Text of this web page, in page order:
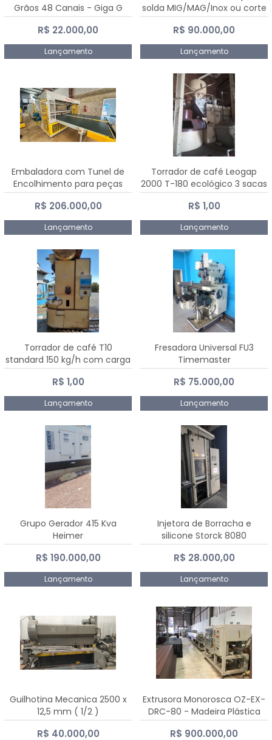
Grãos 48 Canais - Giga G
10000
R$ 22.000,00
Lançamento
solda MIG/MAG/Inox ou corte
plasma
R$ 90.000,00
Lançamento
Embaladora com Tunel de
Encolhimento para peças
grandes portas janelas -
Dalmak
R$ 206.000,00
Lançamento
Torrador de café Leogap
2000 T-180 ecológico 3 sacas
de carga 540 kg/h
R$ 1,00
Lançamento
Torrador de café T10
standard 150 kg/h com carga
de 10 kg
R$ 1,00
Lançamento
Fresadora Universal FU3
Timemaster
R$ 75.000,00
Lançamento
Grupo Gerador 415 Kva
Heimer
R$ 190.000,00
Lançamento
Injetora de Borracha e
silicone Storck 8080
R$ 28.000,00
Lançamento
Guilhotina Mecanica 2500 x
12,5 mm ( 1/2 )
R$ 40.000,00
Extrusora Monorosca OZ-EX-
DRC-80 - Madeira Plástica
R$ 900.000,00